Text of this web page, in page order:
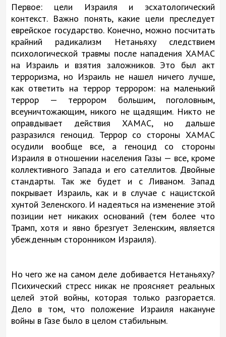
Первое: цели Израиля и эсхатологический
контекст. Важно понять, какие цели преследует
еврейское государство. Конечно, можно посчитать
крайний радикализм Нетаньяху следствием
психологической травмы после нападения ХАМАС
на Израиль и взятия заложников. Это был акт
терроризма, но Израиль не нашел ничего лучше,
как ответить на террор террором: на маленький
террор — террором большим, поголовным,
всеуничтожающим, никого не щадящим. Никто не
оправдывает действия ХАМАС, но дальше
разразился геноцид. Террор со стороны ХАМАС
осудили вообще все, а геноцид со стороны
Израиля в отношении населения Газы — все, кроме
коллективного Запада и его сателлитов. Двойные
стандарты. Так же будет и с Ливаном. Запад
покрывает Израиль, как и в случае с нацистской
хунтой Зеленского. И надеяться на изменение этой
позиции нет никаких оснований (тем более что
Трамп, хотя и явно брезгует Зеленским, является
убежденным сторонником Израиля).
Но чего же на самом деле добивается Нетаньяху?
Психический стресс никак не проясняет реальных
целей этой войны, которая только разгорается.
Дело в том, что положение Израиля накануне
войны в Газе было в целом стабильным.